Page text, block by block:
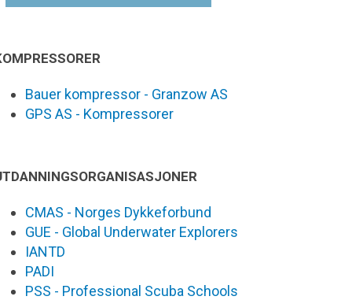
Bauer kompressor - Granzow AS
GPS AS - Kompressorer
CMAS - Norges Dykkeforbund
GUE - Global Underwater Explorers
IANTD
PADI
PSS - Professional Scuba Schools